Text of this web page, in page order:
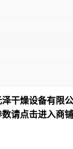
干燥设备有限
请点击进入商